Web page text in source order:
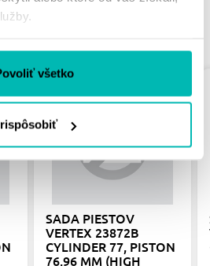
všetko
SADA PIESTOV
VERTEX 23872B
CYLINDER 77, PISTON
76,96 MM (HIGH